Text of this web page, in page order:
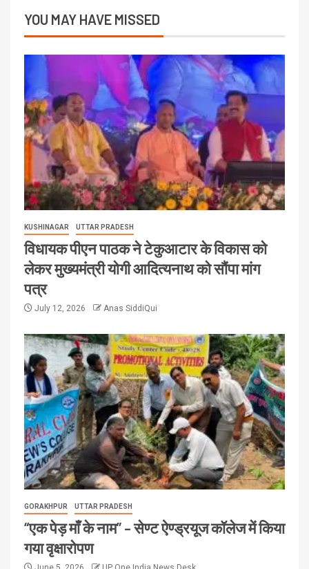
YOU MAY HAVE MISSED
KUSHINAGAR UTTAR PRADESH
विधायक पीएन पाठक ने टेकुआटार के विकास को
लेकर मुख्यमंत्री योगी आदित्यनाथ को सौंपा मांग
पत्र
July 12, 2026 Anas SiddiQui
GORAKHPUR UTTAR PRADESH
“एक पेड़ माँ के नाम” – सेण्ट ऐण्ड्रयूज कॉलेज में किया
गया वृक्षारोपण